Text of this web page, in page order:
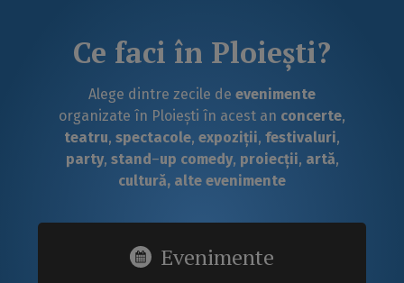
Ce faci în Ploiești?
Alege dintre zecile de evenimente
organizate în Ploiești în acest an concerte,
teatru, spectacole, expoziții, festivaluri,
party, stand–up comedy, proiecții, artă,
cultură, alte evenimente
Evenimente